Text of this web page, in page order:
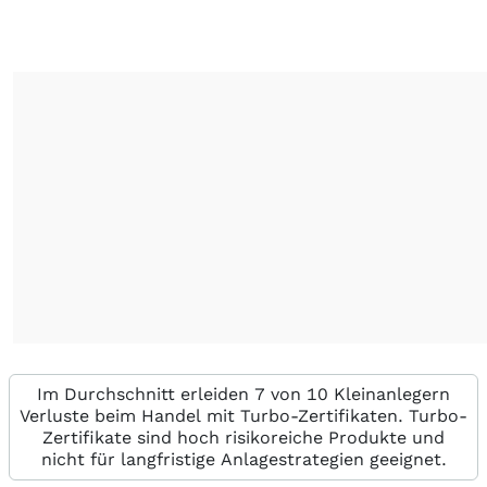
Im Durchschnitt erleiden 7 von 10 Kleinanlegern
Verluste beim Handel mit Turbo-Zertifikaten. Turbo-
Zertifikate sind hoch risikoreiche Produkte und
nicht für langfristige Anlagestrategien geeignet.